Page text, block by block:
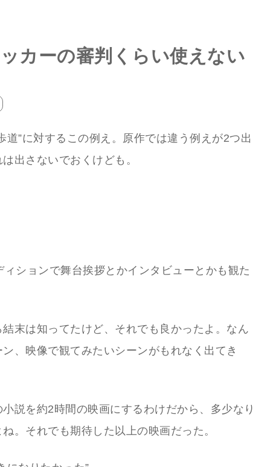
カーの審判くらい使えない
道”に対するこの例え。原作では違う例えが2つ出
出さないでおくけども。
ションで舞台挨拶とかインタビューとかも観た
末は知ってたけど、それでも良かったよ。なん
、映像で観てみたいシーンがもれなく出てき
説を約2時間の映画にするわけだから、多少なり
。それでも期待した以上の映画だった。